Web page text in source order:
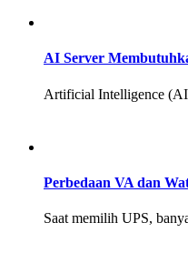
AI Server
Artificial Intelligence
Perbedaan VA dan
Saat memilih UPS,